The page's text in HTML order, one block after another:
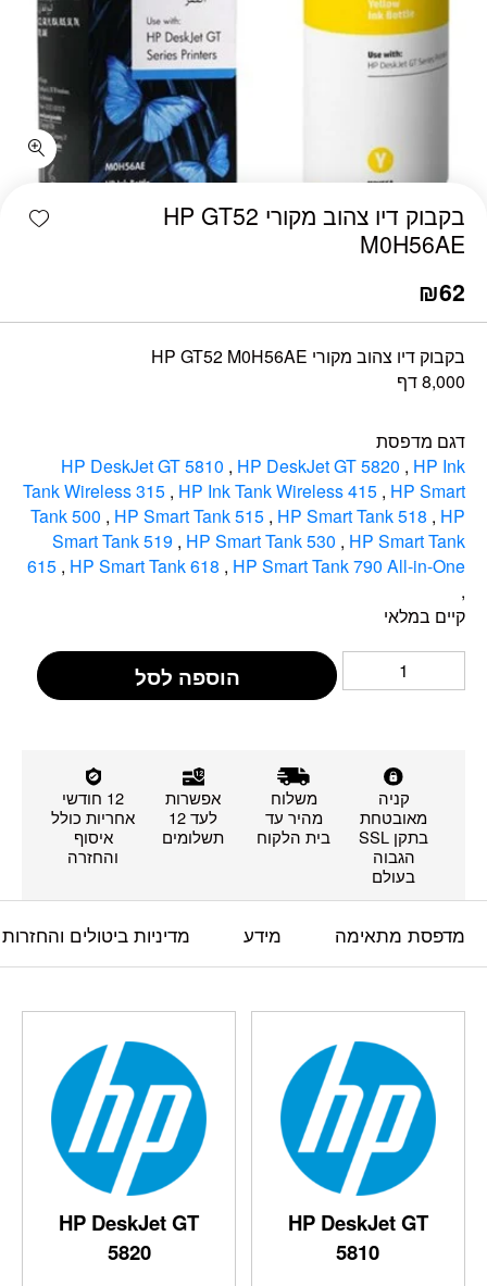
בקבוק דיו צהוב מקורי HP GT52
M0H56AE
₪62
בקבוק דיו צהוב מקורי HP GT52 M0H56AE
8,000 דף
דגם מדפסת
HP DeskJet GT 5810 , HP DeskJet GT 5820 , HP Ink
Tank Wireless 315 , HP Ink Tank Wireless 415 , HP Smart
Tank 500 , HP Smart Tank 515 , HP Smart Tank 518 , HP
Smart Tank 519 , HP Smart Tank 530 , HP Smart Tank
615 , HP Smart Tank 618 , HP Smart Tank 790 All-in-One
,
קיים במלאי
הוספה לסל
קניה
מאובטחת
בתקן SSL
הגבוה
בעולם
משלוח
מהיר עד
בית הלקוח
אפשרות
לעד 12
תשלומים
12 חודשי
אחריות כולל
איסוף
והחזרה
מדפסת מתאימה מידע מדיניות ביטולים והחזרות
HP DeskJet GT
5810
HP DeskJet GT
5820